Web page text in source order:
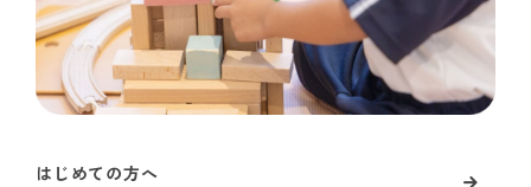
はじめての方へ